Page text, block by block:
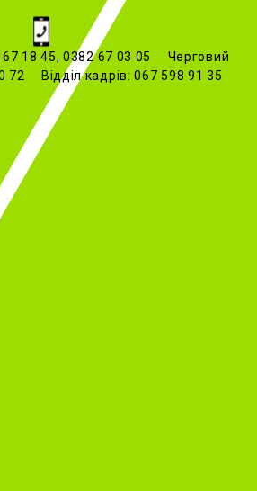
67 18 45, 0382 67 03 05 Черговий
72 Відділ кадрів: 067 598 91 35